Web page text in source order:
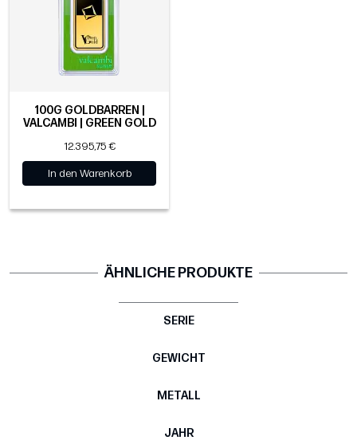
100G GOLDBARREN |
VALCAMBI | GREEN GOLD
12.395,75 €
In den Warenkorb
ÄHNLICHE PRODUKTE
SERIE
GEWICHT
METALL
JAHR